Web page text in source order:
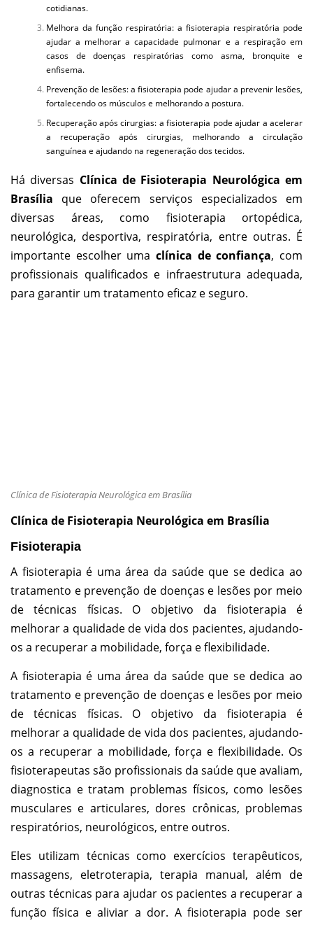
cotidianas.
Melhora da função respiratória: a fisioterapia respiratória pode
ajudar a melhorar a capacidade pulmonar e a respiração em
casos de doenças respiratórias como asma, bronquite e
enfisema.
Prevenção de lesões: a fisioterapia pode ajudar a prevenir lesões,
fortalecendo os músculos e melhorando a postura.
Recuperação após cirurgias: a fisioterapia pode ajudar a acelerar
a recuperação após cirurgias, melhorando a circulação
sanguínea e ajudando na regeneração dos tecidos.
Há diversas Clínica de Fisioterapia Neurológica em
Brasília que oferecem serviços especializados em
diversas áreas, como fisioterapia ortopédica,
neurológica, desportiva, respiratória, entre outras. É
importante escolher uma clínica de confiança, com
profissionais qualificados e infraestrutura adequada,
para garantir um tratamento eficaz e seguro.
Clínica de Fisioterapia Neurológica em Brasília
Clínica de Fisioterapia Neurológica em Brasília
Fisioterapia
A fisioterapia é uma área da saúde que se dedica ao
tratamento e prevenção de doenças e lesões por meio
de técnicas físicas. O objetivo da fisioterapia é
melhorar a qualidade de vida dos pacientes, ajudando-
os a recuperar a mobilidade, força e flexibilidade.
A fisioterapia é uma área da saúde que se dedica ao
tratamento e prevenção de doenças e lesões por meio
de técnicas físicas. O objetivo da fisioterapia é
melhorar a qualidade de vida dos pacientes, ajudando-
os a recuperar a mobilidade, força e flexibilidade. Os
fisioterapeutas são profissionais da saúde que avaliam,
diagnostica e tratam problemas físicos, como lesões
musculares e articulares, dores crônicas, problemas
respiratórios, neurológicos, entre outros.
Eles utilizam técnicas como exercícios terapêuticos,
massagens, eletroterapia, terapia manual, além de
outras técnicas para ajudar os pacientes a recuperar a
função física e aliviar a dor. A fisioterapia pode ser